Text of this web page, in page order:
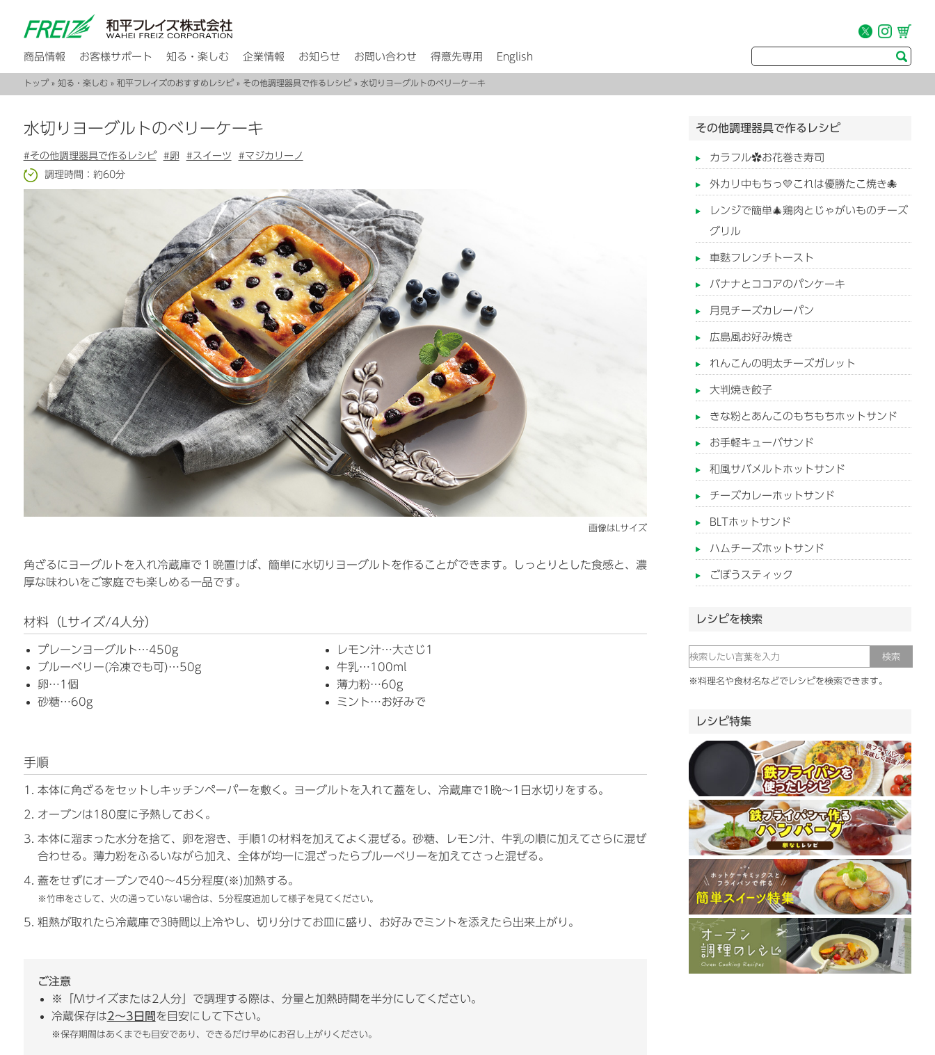
商品情報 お客様サポート 知る・楽しむ 企業情報 お知らせ お問い合わせ 得意先専用 English
トップ» 知る・楽しむ» 和平フレイズのおすすめレシピ» その他調理器具で作るレシピ» 水切りヨーグルトのベリーケーキ
水切りヨーグルトのベリーケーキ
#その他調理器具で作るレシピ #卵 #スイーツ
#マジカリーノ
調理時間：約60分
画像はLサイズ
角ざるにヨーグルトを入れ冷蔵庫で１晩置けば、簡単に水切りヨーグルトを作ることができます。しっとりとした食感と、濃
厚な味わいをご家庭でも楽しめる一品です。
材料（Lサイズ/4人分）
プレーンヨーグルト…450g
ブルーベリー(冷凍でも可)…50g
卵…1個
砂糖…60g
レモン汁…大さじ1
牛乳…100ml
薄力粉…60g
ミント…お好みで
手順
本体に角ざるをセットしキッチンペーパーを敷く。ヨーグルトを入れて蓋をし、冷蔵庫で1晩～1日水切りをする。
オーブンは180度に予熱しておく。
本体に溜まった水分を捨て、卵を溶き、手順1の材料を加えてよく混ぜる。砂糖、レモン汁、牛乳の順に加えてさらに混ぜ
合わせる。薄力粉をふるいながら加え、全体が均一に混ざったらブルーベリーを加えてさっと混ぜる。
蓋をせずにオーブンで40～45分程度(※)加熱する。
※竹串をさして、火の通っていない場合は、5分程度追加して様子を見てください。
粗熱が取れたら冷蔵庫で3時間以上冷やし、切り分けてお皿に盛り、お好みでミントを添えたら出来上がり。
ご注意
※「Mサイズまたは2人分」で調理する際は、分量と加熱時間を半分にしてください。
冷蔵保存は2〜3日間を目安にして下さい。
※保存期間はあくまでも目安であり、できるだけ早めにお召し上がりください。
その他調理器具で作るレシピ
カラフル✿お花巻き寿司
外カリ中もちっ💛これは優勝たこ焼き🐙
レンジで簡単🎄鶏肉とじゃがいものチーズ
グリル
車麩フレンチトースト
バナナとココアのパンケーキ
月見チーズカレーパン
広島風お好み焼き
れんこんの明太チーズガレット
大判焼き餃子
きな粉とあんこのもちもちホットサンド
お手軽キューバサンド
和風サバメルトホットサンド
チーズカレーホットサンド
BLTホットサンド
ハムチーズホットサンド
ごぼうスティック
レシピを検索
※料理名や食材名などでレシピを検索できます。
レシピ特集